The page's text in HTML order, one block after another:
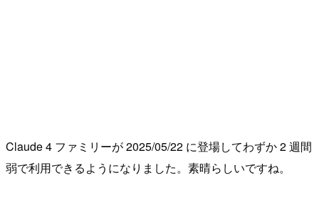
Claude 4 ファミリーが 2025/05/22 に登場してわずか 2 週間
弱で利用できるようになりました。素晴らしいですね。